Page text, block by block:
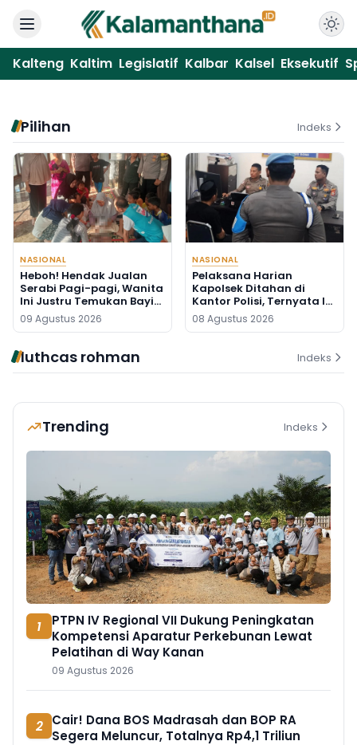
Kalteng Kaltim Legislatif Kalbar Kalsel Eksekutif
Pilihan Indeks
NASIONAL
Heboh! Hendak Jualan
Serabi Pagi-pagi, Wanita
Ini Justru Temukan Bayi
Baru Lahir di Pos Kamling
09 Agustus 2026
NASIONAL
Pelaksana Harian
Kapolsek Ditahan di
Kantor Polisi, Ternyata Ini
Penyebabnya
08 Agustus 2026
luthcas rohman Indeks
Trending Indeks
1
PTPN IV Regional VII Dukung Peningkatan
Kompetensi Aparatur Perkebunan Lewat
Pelatihan di Way Kanan
09 Agustus 2026
2 Cair! Dana BOS Madrasah dan BOP RA
Segera Meluncur, Totalnya Rp4,1 Triliun